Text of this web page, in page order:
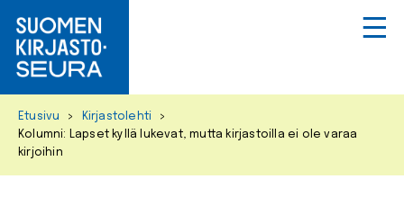
content
Etusivu > Kirjastolehti
>
Kolumni: Lapset kyllä lukevat, mutta kirjastoilla ei ole varaa
kirjoihin